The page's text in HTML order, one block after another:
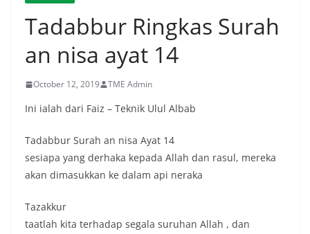
Tadabbur Ringkas Surah
an nisa ayat 14
October 12, 2019 TME Admin
Ini ialah dari Faiz – Teknik Ulul Albab
Tadabbur Surah an nisa Ayat 14
sesiapa yang derhaka kepada Allah dan rasul, mereka
akan dimasukkan ke dalam api neraka
Tazakkur
taatlah kita terhadap segala suruhan Allah , dan